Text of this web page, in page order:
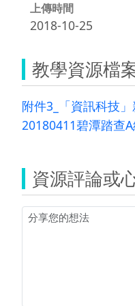
上傳時間
2018-10-25
教學資源檔
附件3_「資訊科技
20180411碧潭踏查
資源評論或